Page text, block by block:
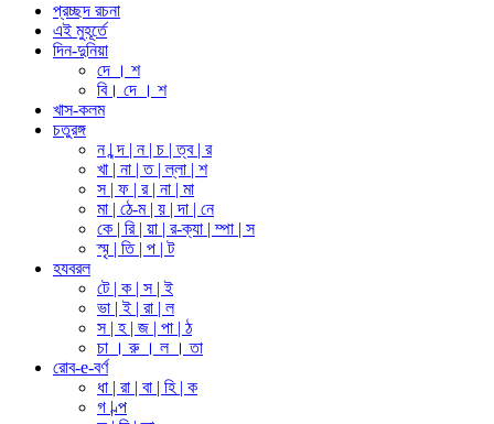
প্রচ্ছদ রচনা
এই মুহূর্তে
দিন-দুনিয়া
দে । শ
বি। দে । শ
খাস-কলম
চতুরঙ্গ
ন | ন্দ | ন | চ | ত্ব | র
খা | না | ত | ল্লা | শ
স | ফ | র | না | মা
মা | ঠে-ম | য় | দা | নে
কে | রি | য়া | র-ক্যা | ম্পা | স
স্মৃ | তি | প | ট
হযবরল
টে | ক | স | ই
ভা | ই | রা | ল
স | হ | জ | পা | ঠ
চা । রু । ল । তা
রোব-e-বর্ণ
ধা | রা | বা | হি | ক
গ | ল্প